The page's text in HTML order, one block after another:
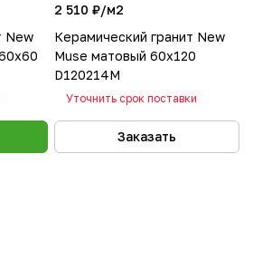
New
2 510 ₽/м2
Керамический гранит New
Muse матовый 60х120
D120214M
Уточнить срок поставки
Заказать